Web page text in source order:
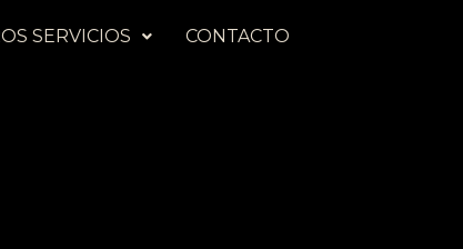
SERVICIOS CONTACTO